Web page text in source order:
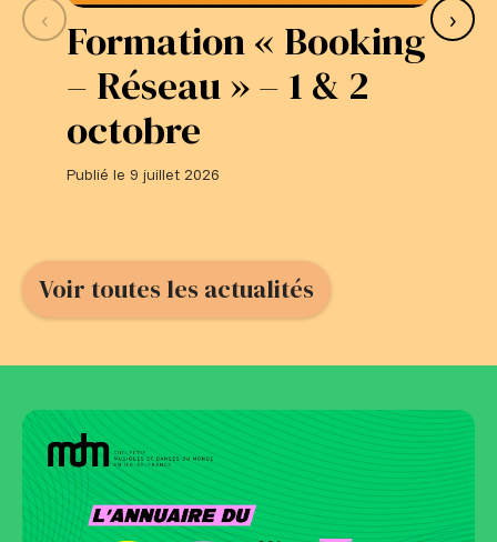
‹
Formation « Booking
– Réseau » – 1 & 2
octobre
Publié le 9 juillet 2026
›
Voir toutes les actualités